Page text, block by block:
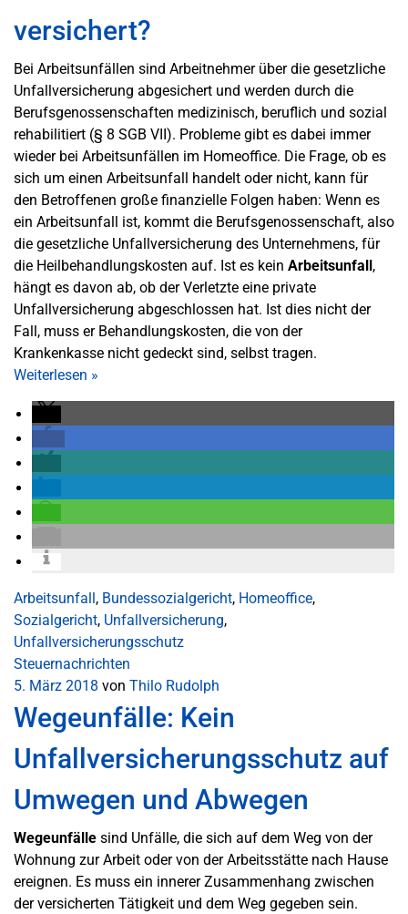
versichert?
Bei Arbeitsunfällen sind Arbeitnehmer über die gesetzliche
Unfallversicherung abgesichert und werden durch die
Berufsgenossenschaften medizinisch, beruflich und sozial
rehabilitiert (§ 8 SGB VII). Probleme gibt es dabei immer
wieder bei Arbeitsunfällen im Homeoffice. Die Frage, ob es
sich um einen Arbeitsunfall handelt oder nicht, kann für
den Betroffenen große finanzielle Folgen haben: Wenn es
ein Arbeitsunfall ist, kommt die Berufsgenossenschaft, also
die gesetzliche Unfallversicherung des Unternehmens, für
die Heilbehandlungskosten auf. Ist es kein Arbeitsunfall,
hängt es davon ab, ob der Verletzte eine private
Unfallversicherung abgeschlossen hat. Ist dies nicht der
Fall, muss er Behandlungskosten, die von der
Krankenkasse nicht gedeckt sind, selbst tragen.
Weiterlesen »
Arbeitsunfall, Bundessozialgericht, Homeoffice,
Sozialgericht, Unfallversicherung,
Unfallversicherungsschutz
Steuernachrichten
5. März 2018 von Thilo Rudolph
Wegeunfälle: Kein
Unfallversicherungsschutz auf
Umwegen und Abwegen
Wegeunfälle sind Unfälle, die sich auf dem Weg von der
Wohnung zur Arbeit oder von der Arbeitsstätte nach Hause
ereignen. Es muss ein innerer Zusammenhang zwischen
der versicherten Tätigkeit und dem Weg gegeben sein.